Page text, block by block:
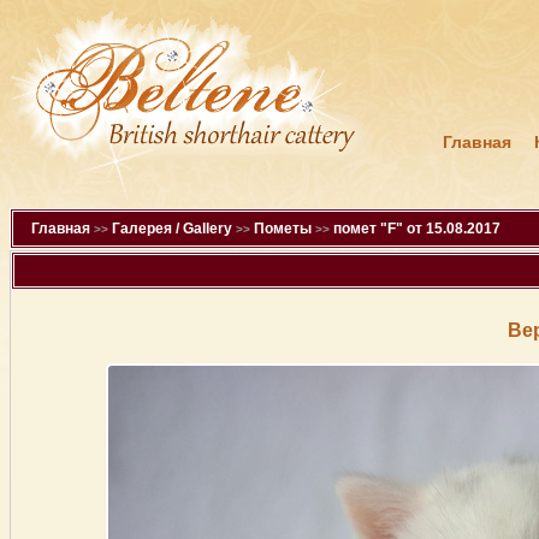
Главная
Главная >> Галерея / Gallery >> Пометы >> помет "F" от 15.08.2017